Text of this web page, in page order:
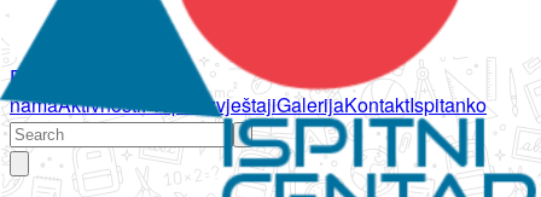
Početna
namaAktivnostiPropisi IzvještajiGalerijaKontaktIspitanko